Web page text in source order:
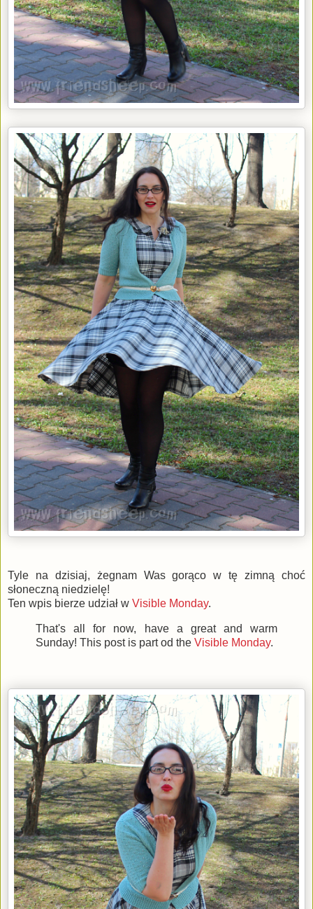
Tyle na dzisiaj, żegnam Was gorąco w tę zimną choć
słoneczną niedzielę!
Ten wpis bierze udział w Visible Monday.
That's all for now, have a great and warm
Sunday! This post is part od the Visible Monday.